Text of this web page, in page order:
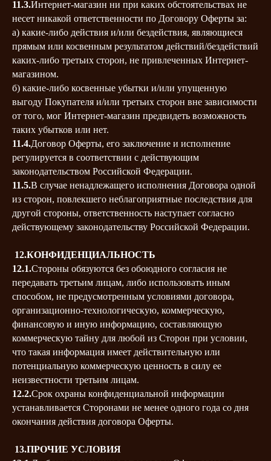
11.3.Интернет-магазин ни при каких обстоятельствах не
несет никакой ответственности по Договору Оферты за:
а) какие-либо действия и/или бездействия, являющиеся
прямым или косвенным результатом действий/бездействий
каких-либо третьих сторон, не привлеченных Интернет-
магазином.
б) какие-либо косвенные убытки и/или упущенную
выгоду Покупателя и/или третьих сторон вне зависимости
от того, мог Интернет-магазин предвидеть возможность
таких убытков или нет.
11.4.Договор Оферты, его заключение и исполнение
регулируется в соответствии с действующим
законодательством Российской Федерации.
11.5.В случае ненадлежащего исполнения Договора одной
из сторон, повлекшего неблагоприятные последствия для
другой стороны, ответственность наступает согласно
действующему законодательству Российской Федерации.
12.КОНФИДЕНЦИАЛЬНОСТЬ
12.1.Стороны обязуются без обоюдного согласия не
передавать третьим лицам, либо использовать иным
способом, не предусмотренным условиями договора,
организационно-технологическую, коммерческую,
финансовую и иную информацию, составляющую
коммерческую тайну для любой из Сторон при условии,
что такая информация имеет действительную или
потенциальную коммерческую ценность в силу ее
неизвестности третьим лицам.
12.2.Срок охраны конфиденциальной информации
устанавливается Сторонами не менее одного года со дня
окончания действия договора Оферты.
13.ПРОЧИЕ УСЛОВИЯ